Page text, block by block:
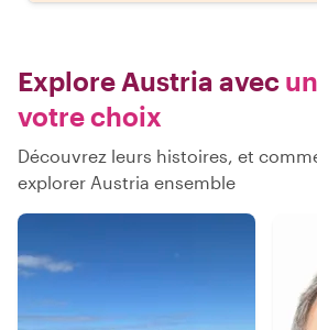
Explore Austria avec
votre choix
Découvrez leurs histoires, et
explorer Austria ensemble